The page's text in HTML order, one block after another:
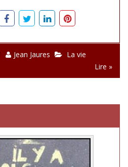
Jean Jaures
La vie
Lire »